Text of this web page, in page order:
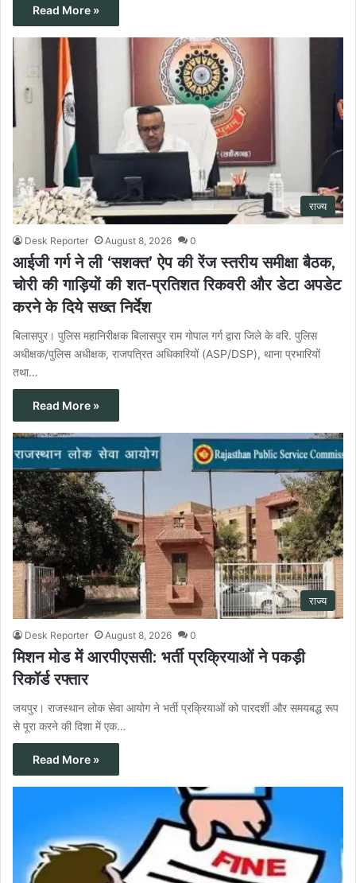
Read More »
राज्य
Desk Reporter August 8, 2026 0
आईजी गर्ग ने ली ‘सशक्त’ ऐप की रेंज स्तरीय समीक्षा बैठक,
चोरी की गाड़ियों की शत-प्रतिशत रिकवरी और डेटा अपडेट
करने के दिये सख्त निर्देश
बिलासपुर। पुलिस महानिरीक्षक बिलासपुर राम गोपाल गर्ग द्वारा जिले के वरि. पुलिस
अधीक्षक/पुलिस अधीक्षक, राजपत्रित अधिकारियों (ASP/DSP), थाना प्रभारियों
तथा…
Read More »
राज्य
Desk Reporter August 8, 2026 0
मिशन मोड में आरपीएससी: भर्ती प्रक्रियाओं ने पकड़ी
रिकॉर्ड रफ्तार
जयपुर। राजस्थान लोक सेवा आयोग ने भर्ती प्रक्रियाओं को पारदर्शी और समयबद्ध रूप
से पूरा करने की दिशा में एक…
Read More »